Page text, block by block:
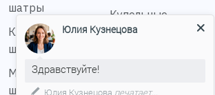
шатры
Классические
шатры
Мембранные
шатры
Купольные
конструкции
Юлия Кузнецова
Здравствуйте!